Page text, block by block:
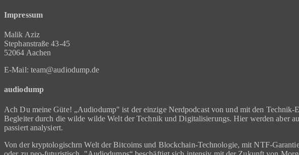
Impressum
Malik Aziz
Stephanstraße 43-45
52064 Aachen
E-Mail: team@audiodump.de
audiodump
Ach Du meine Güte! „Audiodump" ist der einzige Nerdpodcast von und mit den
Begleiter durch die wilde wilde Welt der Technik und Digitalisierungs. Hier werden aber
passiert analysiert.
Von der kryptologischrn Welt der Bitcoims und Blockchain-Technologie, mit NTF-